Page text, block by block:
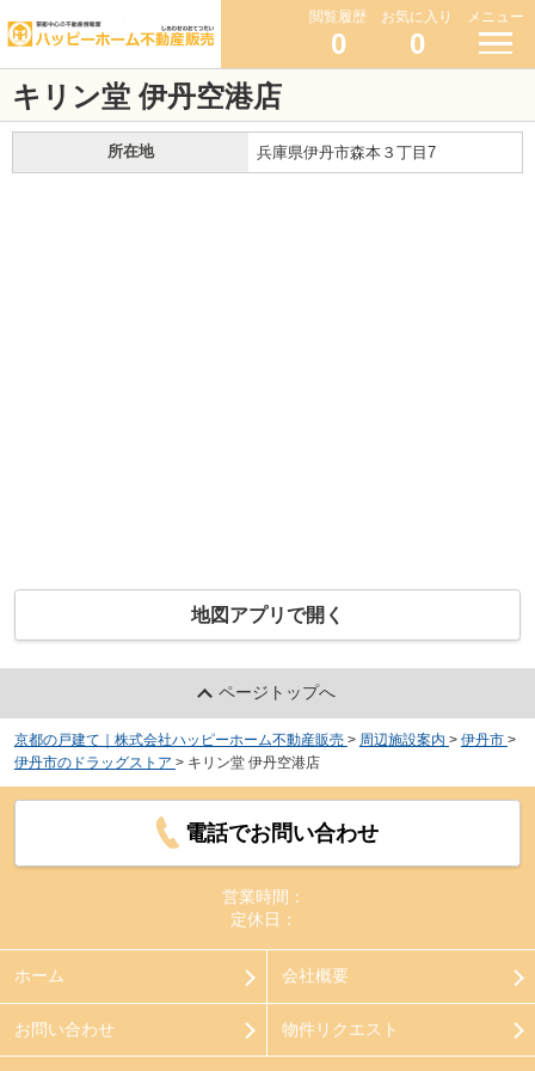
閲覧履歴
0
お気に入り
0
メニュー
キリン堂 伊丹空港店
所在地 兵庫県伊丹市森本３丁目7
地図アプリで開く
ページトップへ
京都の戸建て｜株式会社ハッピーホーム不動産販売 > 周辺施設案内 > 伊丹市 >
伊丹市のドラッグストア > キリン堂 伊丹空港店
電話でお問い合わせ
営業時間：
定休日：
ホーム 会社概要
お問い合わせ 物件リクエスト